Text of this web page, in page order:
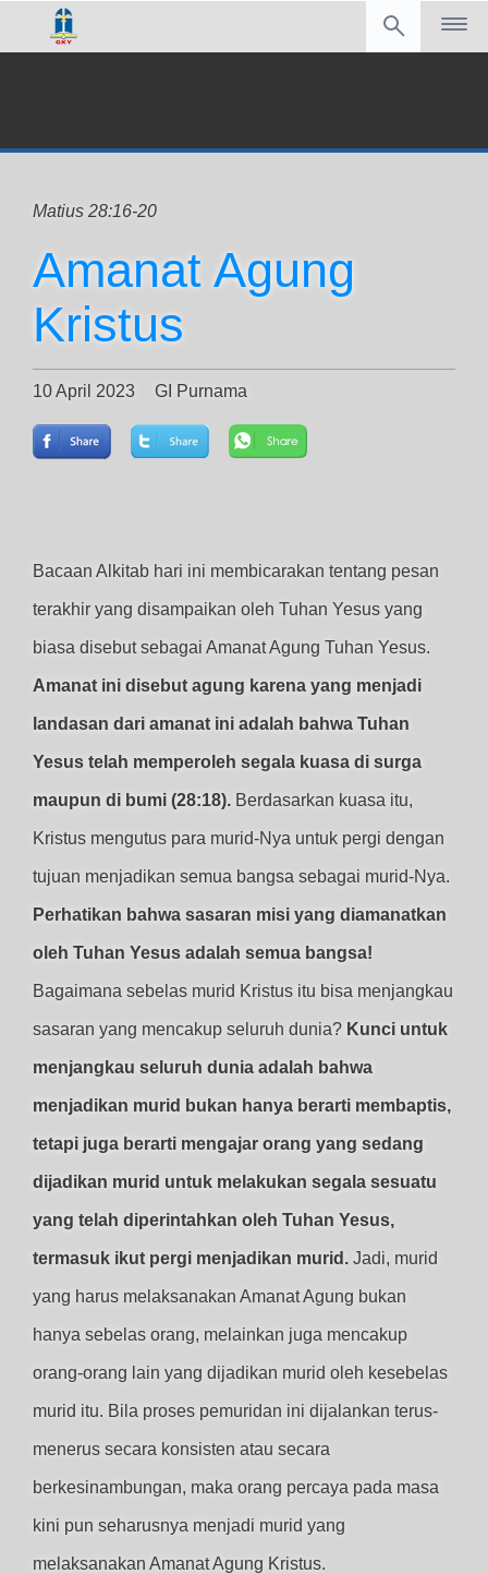
Matius 28:16-20
Amanat Agung
Kristus
10 April 2023 GI Purnama
Bacaan Alkitab hari ini membicarakan tentang pesan
terakhir yang disampaikan oleh Tuhan Yesus yang
biasa disebut sebagai Amanat Agung Tuhan Yesus.
Amanat ini disebut agung karena yang menjadi
landasan dari amanat ini adalah bahwa Tuhan
Yesus telah memperoleh segala kuasa di surga
maupun di bumi (28:18). Berdasarkan kuasa itu,
Kristus mengutus para murid-Nya untuk pergi dengan
tujuan menjadikan semua bangsa sebagai murid-Nya.
Perhatikan bahwa sasaran misi yang diamanatkan
oleh Tuhan Yesus adalah semua bangsa!
Bagaimana sebelas murid Kristus itu bisa menjangkau
sasaran yang mencakup seluruh dunia? Kunci untuk
menjangkau seluruh dunia adalah bahwa
menjadikan murid bukan hanya berarti membaptis,
tetapi juga berarti mengajar orang yang sedang
dijadikan murid untuk melakukan segala sesuatu
yang telah diperintahkan oleh Tuhan Yesus,
termasuk ikut pergi menjadikan murid. Jadi, murid
yang harus melaksanakan Amanat Agung bukan
hanya sebelas orang, melainkan juga mencakup
orang-orang lain yang dijadikan murid oleh kesebelas
murid itu. Bila proses pemuridan ini dijalankan terus-
menerus secara konsisten atau secara
berkesinambungan, maka orang percaya pada masa
kini pun seharusnya menjadi murid yang
melaksanakan Amanat Agung Kristus.